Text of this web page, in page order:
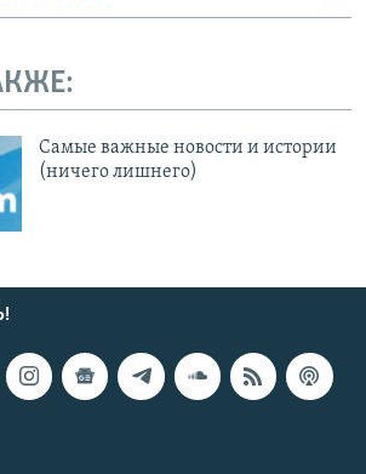
Cамые важные новости и истории
(ничего лишнего)